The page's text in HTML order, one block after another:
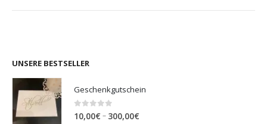
UNSERE BESTSELLER
Geschenkgutschein
0out of 5
10,00€ – 300,00€